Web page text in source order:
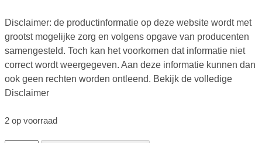
Disclaimer: de productinformatie op deze website wordt met
grootst mogelijke zorg en volgens opgave van producenten
samengesteld. Toch kan het voorkomen dat informatie niet
correct wordt weergegeven. Aan deze informatie kunnen dan
ook geen rechten worden ontleend. Bekijk de volledige
Disclaimer
2 op voorraad